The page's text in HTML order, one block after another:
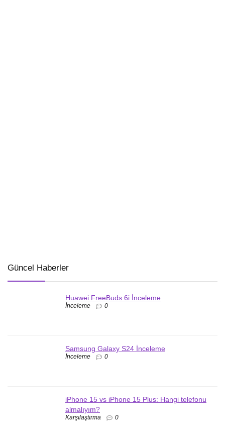
Güncel Haberler
Huawei FreeBuds 6i İnceleme
İnceleme 0
Samsung Galaxy S24 İnceleme
İnceleme 0
iPhone 15 vs iPhone 15 Plus: Hangi telefonu
almalıyım?
Karşılaştırma 0